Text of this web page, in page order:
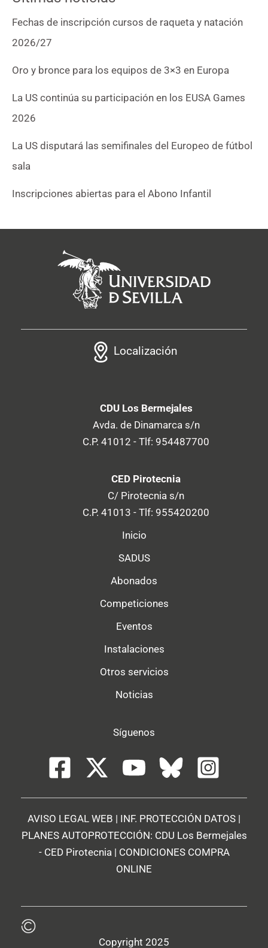
Fechas de inscripción cursos de raqueta y natación
2026/27
Oro y bronce para los equipos de 3×3 en Europa
La US continúa su participación en los EUSA Games
2026
La US disputará las semifinales del Europeo de fútbol
sala
Inscripciones abiertas para el Abono Infantil
Localización
CDU Los Bermejales
Avda. de Dinamarca s/n
C.P. 41012 - Tlf: 954487700
CED Pirotecnia
C/ Pirotecnia s/n
C.P. 41013 - Tlf: 955420200
Inicio
SADUS
Abonados
Competiciones
Eventos
Instalaciones
Otros servicios
Noticias
Síguenos
AVISO LEGAL WEB | INF. PROTECCIÓN DATOS |
PLANES AUTOPROTECCIÓN: CDU Los Bermejales
- CED Pirotecnia| CONDICIONES COMPRA
ONLINE
Copyright 2025